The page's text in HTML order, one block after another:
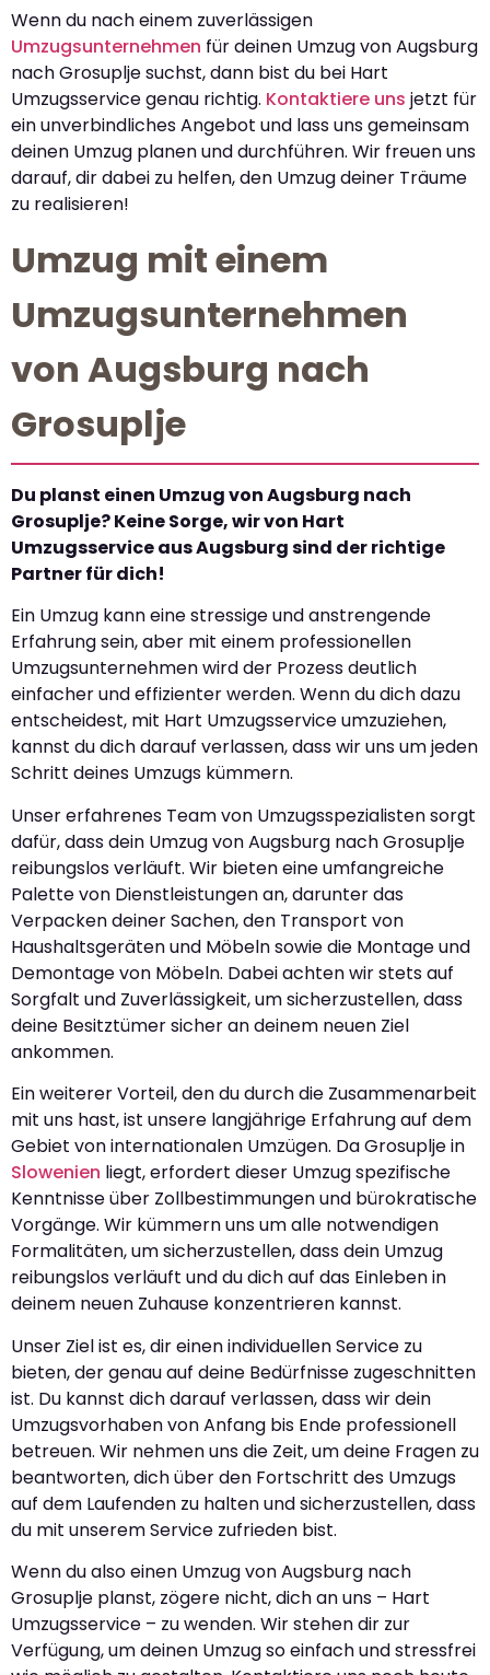
Wenn du nach einem zuverlässigen
Umzugsunternehmen für deinen Umzug von Augsburg
nach Grosuplje suchst, dann bist du bei Hart
Umzugsservice genau richtig. Kontaktiere uns jetzt für
ein unverbindliches Angebot und lass uns gemeinsam
deinen Umzug planen und durchführen. Wir freuen uns
darauf, dir dabei zu helfen, den Umzug deiner Träume
zu realisieren!
Umzug mit einem
Umzugsunternehmen
von Augsburg nach
Grosuplje
Du planst einen Umzug von Augsburg nach
Grosuplje? Keine Sorge, wir von Hart
Umzugsservice aus Augsburg sind der richtige
Partner für dich!
Ein Umzug kann eine stressige und anstrengende
Erfahrung sein, aber mit einem professionellen
Umzugsunternehmen wird der Prozess deutlich
einfacher und effizienter werden. Wenn du dich dazu
entscheidest, mit Hart Umzugsservice umzuziehen,
kannst du dich darauf verlassen, dass wir uns um jeden
Schritt deines Umzugs kümmern.
Unser erfahrenes Team von Umzugsspezialisten sorgt
dafür, dass dein Umzug von Augsburg nach Grosuplje
reibungslos verläuft. Wir bieten eine umfangreiche
Palette von Dienstleistungen an, darunter das
Verpacken deiner Sachen, den Transport von
Haushaltsgeräten und Möbeln sowie die Montage und
Demontage von Möbeln. Dabei achten wir stets auf
Sorgfalt und Zuverlässigkeit, um sicherzustellen, dass
deine Besitztümer sicher an deinem neuen Ziel
ankommen.
Ein weiterer Vorteil, den du durch die Zusammenarbeit
mit uns hast, ist unsere langjährige Erfahrung auf dem
Gebiet von internationalen Umzügen. Da Grosuplje in
Slowenien liegt, erfordert dieser Umzug spezifische
Kenntnisse über Zollbestimmungen und bürokratische
Vorgänge. Wir kümmern uns um alle notwendigen
Formalitäten, um sicherzustellen, dass dein Umzug
reibungslos verläuft und du dich auf das Einleben in
deinem neuen Zuhause konzentrieren kannst.
Unser Ziel ist es, dir einen individuellen Service zu
bieten, der genau auf deine Bedürfnisse zugeschnitten
ist. Du kannst dich darauf verlassen, dass wir dein
Umzugsvorhaben von Anfang bis Ende professionell
betreuen. Wir nehmen uns die Zeit, um deine Fragen zu
beantworten, dich über den Fortschritt des Umzugs
auf dem Laufenden zu halten und sicherzustellen, dass
du mit unserem Service zufrieden bist.
Wenn du also einen Umzug von Augsburg nach
Grosuplje planst, zögere nicht, dich an uns – Hart
Umzugsservice – zu wenden. Wir stehen dir zur
Verfügung, um deinen Umzug so einfach und stressfrei